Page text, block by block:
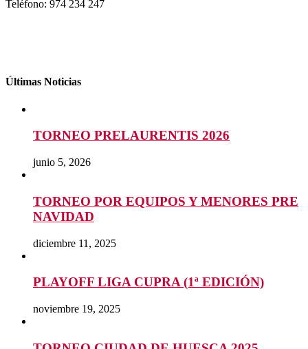
Teléfono: 974 234 247
Últimas Noticias
TORNEO PRELAURENTIS 2026
junio 5, 2026
TORNEO POR EQUIPOS Y MENORES PRE
NAVIDAD
diciembre 11, 2025
PLAYOFF LIGA CUPRA (1ª EDICIÓN)
noviembre 19, 2025